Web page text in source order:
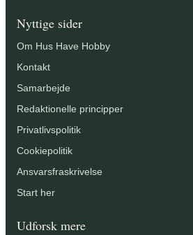
Nyttige sider
Om Hus Have Hobby
Kontakt
Samarbejde
Redaktionelle principper
Privatlivspolitik
Cookiepolitik
Ansvarsfraskrivelse
Start her
Udforsk mere